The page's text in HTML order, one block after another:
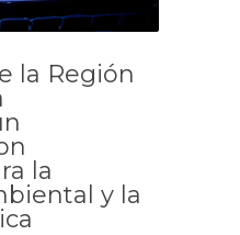
la Región
la
y la